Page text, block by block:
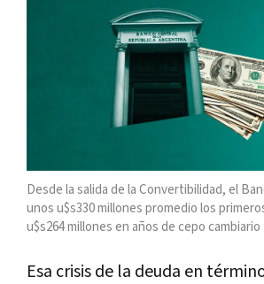
Desde la salida de la Convertibilidad, el
unos u$s330 millones promedio los
u$s264 millones en años de cepo cambiario
Esa crisis de la deuda en